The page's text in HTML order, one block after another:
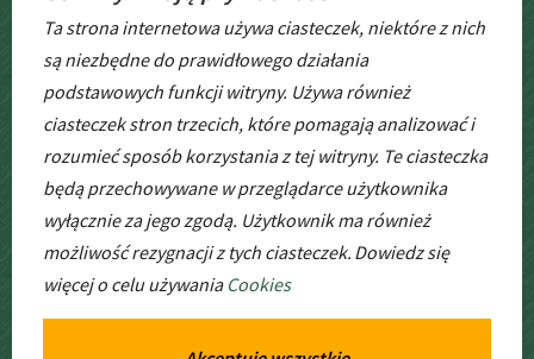
BIP
GODZINYPRACY
Ta strona internetowa używa ciasteczek, niektóre z nich
są niezbędne do prawidłowego działania
podstawowych funkcji witryny. Używa również
ciasteczek stron trzecich, które pomagają analizować i
rozumieć sposób korzystania z tej witryny. Te ciasteczka
będą przechowywane w przeglądarce użytkownika
wyłącznie za jego zgodą. Użytkownik ma również
możliwość rezygnacji z tych ciasteczek. Dowiedz się
więcej o celu używania Cookies